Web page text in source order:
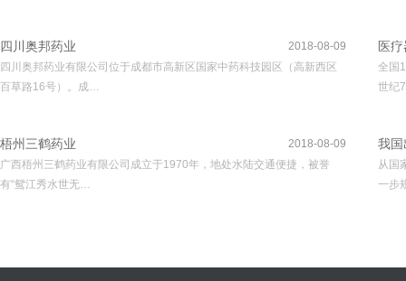
2018-08-09
四川奥邦药业
四川奥邦药业有限公司位于成都市高新区国家中药科技园区（高新西区
百草路16号）。成…
2018-08-09
梧州三鹤药业
广西梧州三鹤药业有限公司成立于1970年，地处水陆交通便捷，被誉
有“鸳江秀水世无…
医
全国
世纪
我国
从国
一步